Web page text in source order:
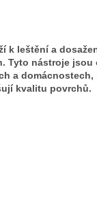
k leštění a
Tyto nástroje jsou
a domácnostech,
kvalitu povrchů.